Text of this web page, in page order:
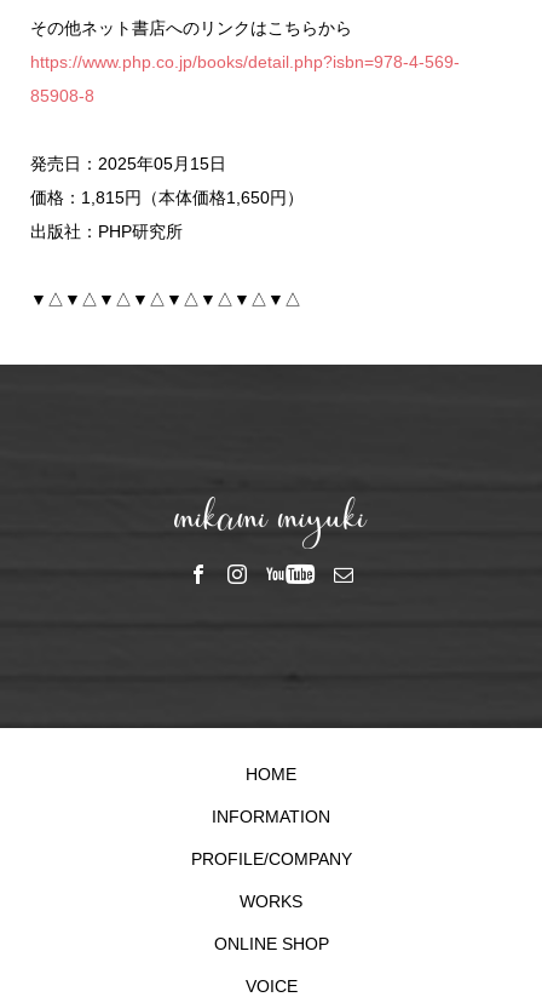
その他ネット書店へのリンクはこちらから
https://www.php.co.jp/books/detail.php?isbn=978-4-569-
85908-8
発売日：2025年05月15日
価格：1,815円（本体価格1,650円）
出版社：PHP研究所
▼△▼△▼△▼△▼△▼△▼△▼△
HOME
INFORMATION
PROFILE/COMPANY
WORKS
ONLINE SHOP
VOICE